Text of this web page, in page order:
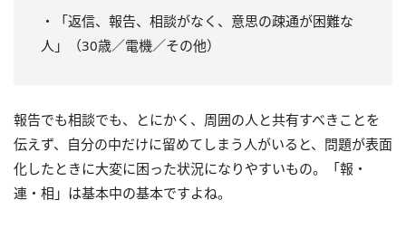
・「返信、報告、相談がなく、意思の疎通が困難な
人」（30歳／電機／その他）
報告でも相談でも、とにかく、周囲の人と共有すべきことを
伝えず、自分の中だけに留めてしまう人がいると、問題が表面
化したときに大変に困った状況になりやすいもの。「報・
連・相」は基本中の基本ですよね。